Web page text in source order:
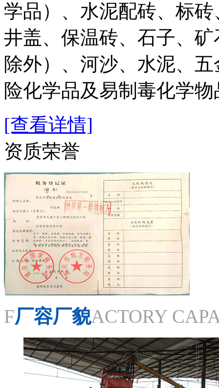
学品）、水泥配砖、标
井盖、保温砖、石子、
除外）、河沙、水泥、
险化学品及易制毒化学物
[查看详情]
资质荣誉
F厂容厂貌ACTORY